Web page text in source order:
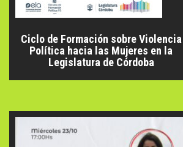
Ciclo de Formación sobre Violencia
Política hacia las Mujeres en la
Legislatura de Córdoba